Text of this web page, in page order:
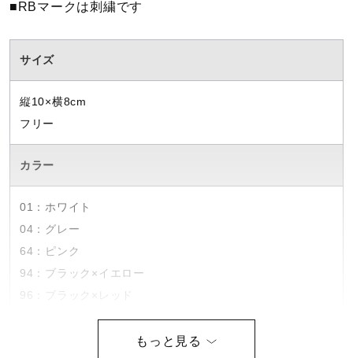
寝具／ミズノスリープ
■RBマークは刺繍です
サイズ
縦10×横8cm
フリー
カラー
01：ホワイト
04：グレー
64：ピンク
94：ブラック×イエロー
96：ブラック×レッド